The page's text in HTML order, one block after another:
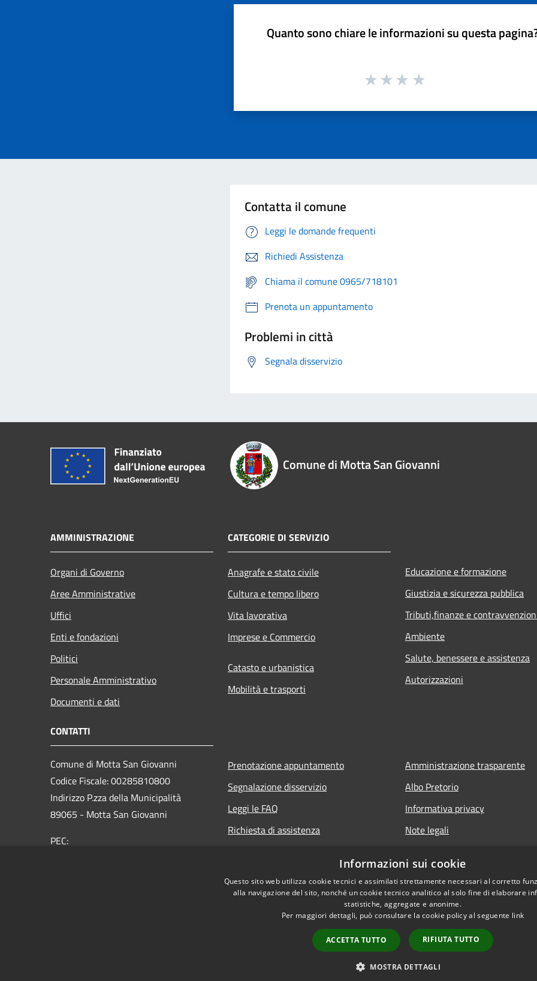
Quanto sono chiare le informazioni su questa
Contatta il comune
Leggi le domande frequenti
Richiedi Assistenza
Chiama il comune 0965/718101
Prenota un appuntamento
Problemi in città
Segnala disservizio
Comune di Motta San Giovanni
AMMINISTRAZIONE
Organi di Governo
Aree Amministrative
Uffici
Enti e fondazioni
Politici
Personale Amministrativo
Documenti e dati
CATEGORIE DI SERVIZIO
Anagrafe e stato civile
Cultura e tempo libero
Vita lavorativa
Imprese e Commercio
Catasto e urbanistica
Mobilità e trasporti
Educazione e formazione
Giustizia e sicurezza pubblica
Tributi,finanze e
Ambiente
Salute, benessere e assistenza
Autorizzazioni
CONTATTI
Comune di Motta San Giovanni
Codice Fiscale: 00285810800
Indirizzo P.zza della Municipalità
89065 - Motta San Giovanni
PEC:
Prenotazione appuntamento
Segnalazione disservizio
Leggi le FAQ
Richiesta di assistenza
Amministrazione trasparente
Albo Pretorio
Informativa privacy
Note legali
Copyright © 2026 • Comune
Informazioni sui cookie
Questo sito web utilizza cookie tecnici e assimilati strettamente necessari al corretto
alla navigazione del sito, nonché un cookie tecnico analitico al solo fine di elaborare
statistiche, aggregate e anonime.
Per maggiori dettagli, può consultare la cookie policy al seguente link
ACCETTA TUTTO RIFIUTA TUTTO
MOSTRA DETTAGLI